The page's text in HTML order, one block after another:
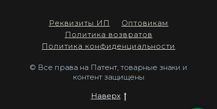
Реквизиты ИП
Оптовикам
Политика возвратов
Политика конфиденциальности
© Все права на Патент, товарные знаки и
контент защищены
Наверх